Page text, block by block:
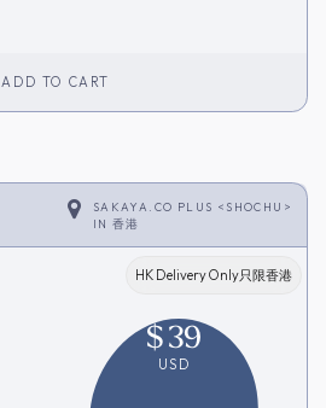
ADD TO CART
SAKAYA.CO PLUS <SHOCHU>
IN 香港
HK Delivery Only只限香港
$39
USD